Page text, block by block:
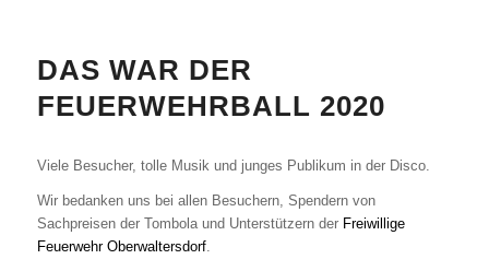
DAS WAR DER
FEUERWEHRBALL 2020
Viele Besucher, tolle Musik und junges Publikum in der Disco.
Wir bedanken uns bei allen Besuchern, Spendern von
Sachpreisen der Tombola und Unterstützern der Freiwillige
Feuerwehr Oberwaltersdorf.